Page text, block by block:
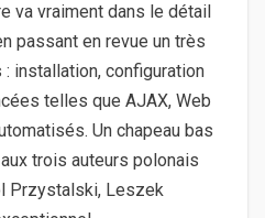
va vraiment dans le détail
passant en revue un très
installation, configuration
telles que AJAX, Web
Un chapeau bas
trois auteurs polonais
Przystalski, Leszek